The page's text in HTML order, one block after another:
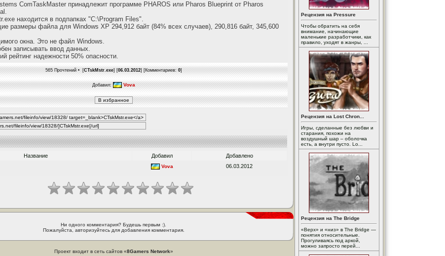
ComTaskMaster принадлежит программе PHAROS или Pharos Blueprint от Pharos
находится в подпапках "C:\Program Files".
размеры файла для Windows XP 294,912 байт (84% всех случаев), 290,816 байт, 345,600
окна. Это не файл Windows.
записывать ввод данных.
рейтинг надежности 50% опасности.
565 Прочтений • [CTskMstr.exe] [06.03.2012] [Комментариев: 0]
Добавил: Vova
Название Добавил
Добавлено
Vova 06.03.2012
Ни одного комментария? Будешь первым :).
Пожалуйста, авторизуйтесь для добавления комментария.
Проект входит в сеть сайтов «8Gamers Network»
Рецензия на Pressure
Чтобы обратить на себя
внимание, начинающие
маленькие разработчики, как
правило, уходят в жанры, ...
Рецензия на Lost Chron...
Игры, сделанные без любви и
старания, похожи на
воздушный шар – оболочка
есть, а внутри пусто. Lo...
Рецензия на The Bridge
«Верх» и «низ» в The Bridge —
понятия относительные.
Прогуливаясь под аркой,
можно запросто перей...